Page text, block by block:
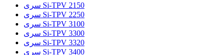
سری Si-TPV 2150
سری Si-TPV 2250
سری Si-TPV 3100
سری Si-TPV 3300
سری Si-TPV 3320
سری Si-TPV 3400